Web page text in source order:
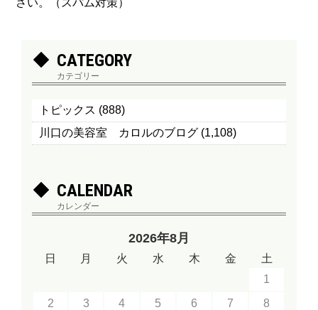
さい。（スパム対策）
CATEGORY
カテゴリー
トピックス (888)
川口の美容室 カロルのブログ (1,108)
CALENDAR
カレンダー
2026年8月
日 月 火 水 木 金
土
1
2
3 4 5 6 7
8